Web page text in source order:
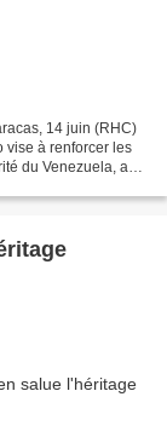
14 juin (RHC)
vise à renforcer les
du Venezuela, a